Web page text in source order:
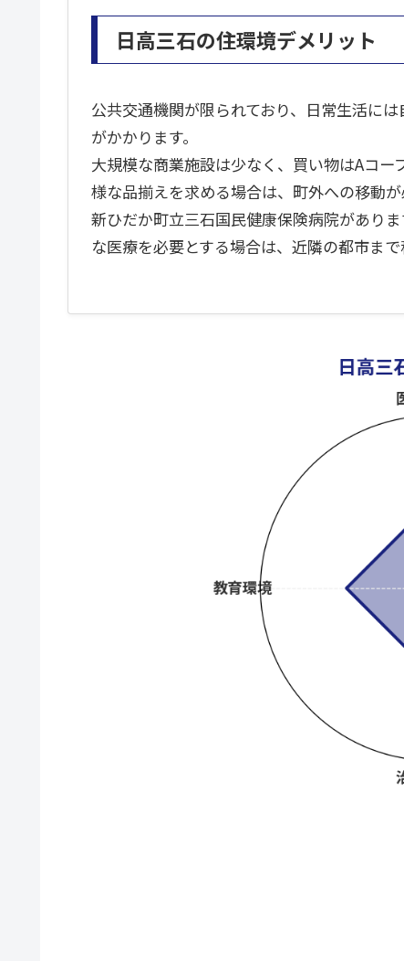
日高三石の住環境デメリット
公共交通機関が限られており、日常生活に
がかかります。
大規模な商業施設は少なく、買い物はAコ
様な品揃えを求める場合は、町外への移動が
新ひだか町立三石国民健康保険病院があり
な医療を必要とする場合は、近隣の都市まで